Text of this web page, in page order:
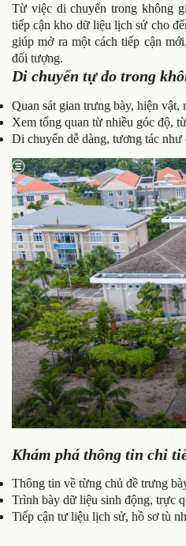
Từ việc di chuyển trong không
tiếp cận kho dữ liệu lịch sử cho
giúp mở ra một cách tiếp cận
đối tượng.
Di chuyển tự do trong
Quan sát gian trưng bày, hiện vật,
Xem tổng quan từ nhiều góc độ,
Di chuyển dễ dàng, tương tác như
Khám phá thông tin chi
Thông tin về từng chủ đề trưng
Trình bày dữ liệu sinh động, trực
Tiếp cận tư liệu lịch sử, hồ sơ tù